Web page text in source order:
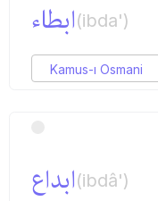
ابطاء(ibda')
Kamus-ı Osmani
ابداع(ibdâ')